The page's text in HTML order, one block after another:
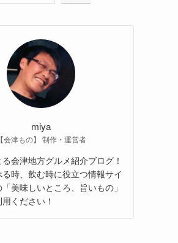
miya
【会津もの】 制作・運営者
会津地方グルメ紹介ブログ！
時、飲む時に役立つ情報サイ
「美味しいところ、旨いもの」
ください！